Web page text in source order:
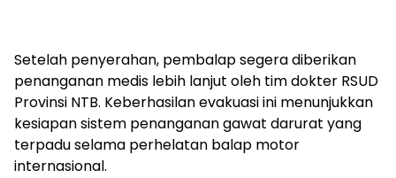
Setelah penyerahan, pembalap segera diberikan
penanganan medis lebih lanjut oleh tim dokter RSUD
Provinsi NTB. Keberhasilan evakuasi ini menunjukkan
kesiapan sistem penanganan gawat darurat yang
terpadu selama perhelatan balap motor
internasional.